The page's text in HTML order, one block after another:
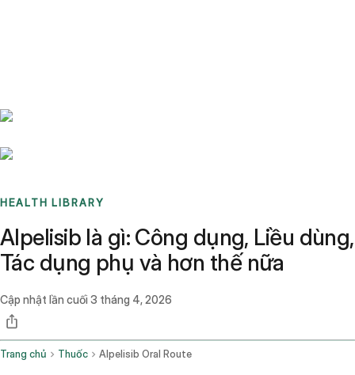
HEALTH LIBRARY
Alpelisib là gì: Công dụng, Liều dùng,
Tác dụng phụ và hơn thế nữa
Cập nhật lần cuối 3 tháng 4, 2026
Trang chủ Thuốc Alpelisib Oral Route